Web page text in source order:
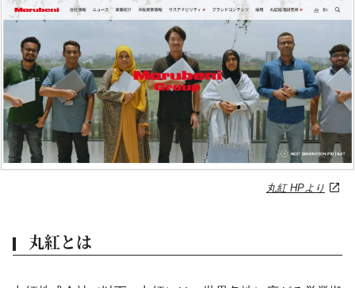
丸紅 HPより
丸紅とは